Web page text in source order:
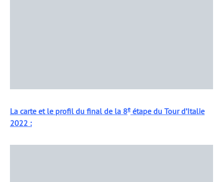
La carte et le profil du final de la 8e étape du Tour d’Italie
2022 :